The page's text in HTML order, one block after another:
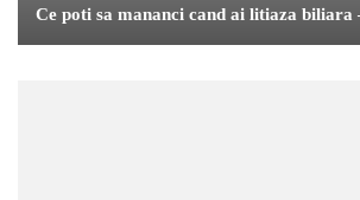
Ce poti sa mananci cand ai litiaza biliara